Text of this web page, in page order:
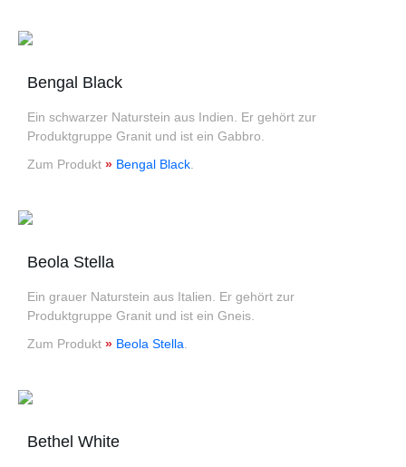
Bengal Black
Ein schwarzer Naturstein aus Indien. Er gehört zur
Produktgruppe Granit und ist ein Gabbro.
Zum Produkt » Bengal Black
Beola Stella
Ein grauer Naturstein aus Italien. Er gehört zur
Produktgruppe Granit und ist ein Gneis.
Zum Produkt » Beola Stella
Bethel White